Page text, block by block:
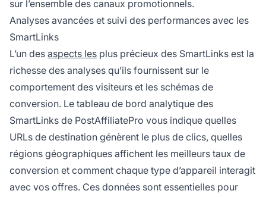
sur l’ensemble des canaux promotionnels.
Analyses avancées et suivi des performances avec les
SmartLinks
L’un des aspects les plus précieux des SmartLinks est la
richesse des analyses qu’ils fournissent sur le
comportement des visiteurs et les schémas de
conversion. Le tableau de bord analytique des
SmartLinks de PostAffiliatePro vous indique quelles
URLs de destination génèrent le plus de clics, quelles
régions géographiques affichent les meilleurs taux de
conversion et comment chaque type d’appareil interagit
avec vos offres. Ces données sont essentielles pour